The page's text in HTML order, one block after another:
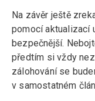
Na závěr ještě
pomocí aktualizací
bezpečnější.
předtím si vždy
zálohování se
v samostatném